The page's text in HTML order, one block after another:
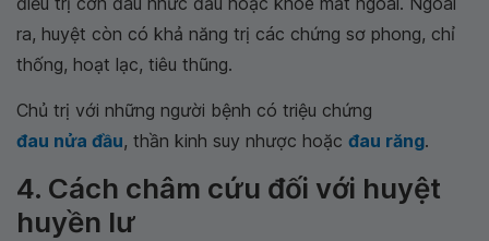
ra, huyệt còn có khả năng trị các chứng sơ phong, chỉ
thống, hoạt lạc, tiêu thũng.
Chủ trị với những người bệnh có triệu chứng
đau nửa đầu, thần kinh suy nhược hoặc đau răng.
4. Cách châm cứu đối với huyệt
huyền lư